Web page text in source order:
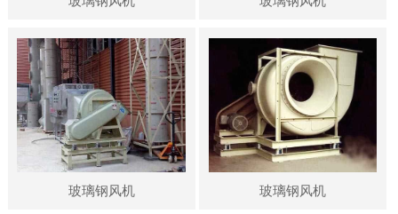
玻璃钢风机 玻璃钢风机